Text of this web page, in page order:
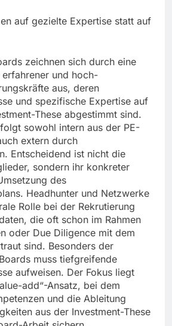
auf gezielte Expertise statt auf
zeichnen sich durch eine
und hoch-
aus, deren
und spezifische Expertise auf
These abgestimmt sind.
sowohl intern aus der PE-
extern durch
Entscheidend ist nicht die
sondern ihr konkreter
des
Headhunter und Netzwerke
Rolle bei der Rekrutierung
die oft schon im Rahmen
oder Due Diligence mit dem
sind. Besonders der
muss tiefgreifende
aufweisen. Der Fokus liegt
add“-Ansatz, bei dem
und die Ableitung
aus der Investment-These